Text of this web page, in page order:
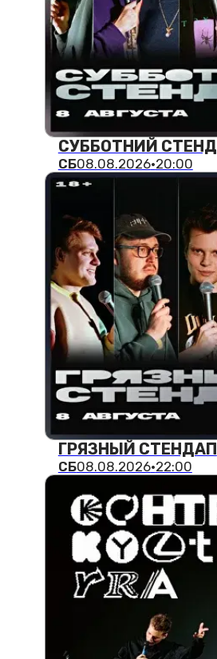
СЕРГЕЙ ЛИС
09.08.2026·18:00
КОМЕДИЙНЫЙ КВИЗ
09.08.2026 20:00
ЗАКРЫТЫЙ МИКРОФОН
12.08.2026· 19:30
ЗАГРУЗИТЬ БОЛЬШЕ